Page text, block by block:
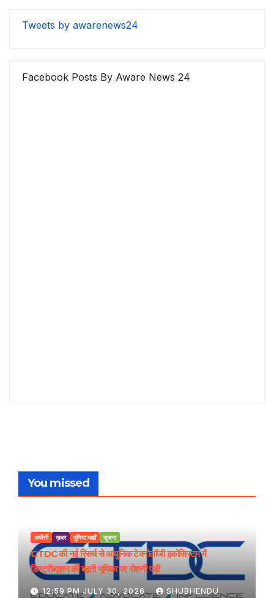
Tweets by awarenews24
Facebook Posts By Aware News 24
You missed
अजेंसी ख़बर दुनिया जहाँ सूचना
GTDC की नई रिसर्च से आधुनिक टेक्नोलॉजी इकोसिस्टम में
डिस्ट्रीब्यूशन की बढ़ती भूमिका पर रोशनी पड़ी
12:59 PM JULY 30, 2026 SHUBHENDU